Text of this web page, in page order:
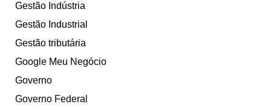
Gestão Indústria
Gestão Industrial
Gestão tributária
Google Meu Negócio
Governo
Governo Federal